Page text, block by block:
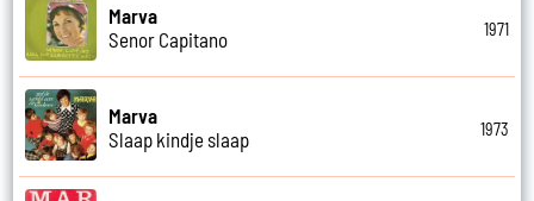
Marva
Senor Capitano
1971
Marva
Slaap kindje slaap
1973